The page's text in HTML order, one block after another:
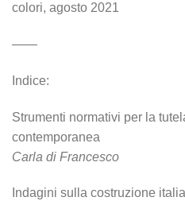
colori, agosto 2021
——
Indice:
Strumenti normativi per la
contemporanea
Carla di Francesco
Indagini sulla costruzione